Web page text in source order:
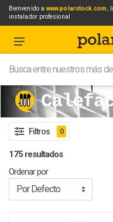
Bienvenido awww.polarstock.com,
instalador profesional
Filtros 0
175 resultados
Ordenar por